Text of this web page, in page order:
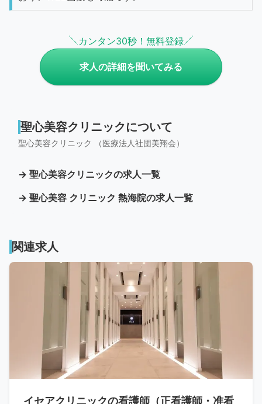
カンタン30秒！無料登録
求人の詳細を聞いてみる
聖心美容クリニックについて
聖心美容クリニック （医療法人社団美翔会）
→ 聖心美容クリニックの求人一覧
→ 聖心美容 クリニック 熱海院の求人一覧
関連求人
イセアクリニックの看護師（正看護師・准看